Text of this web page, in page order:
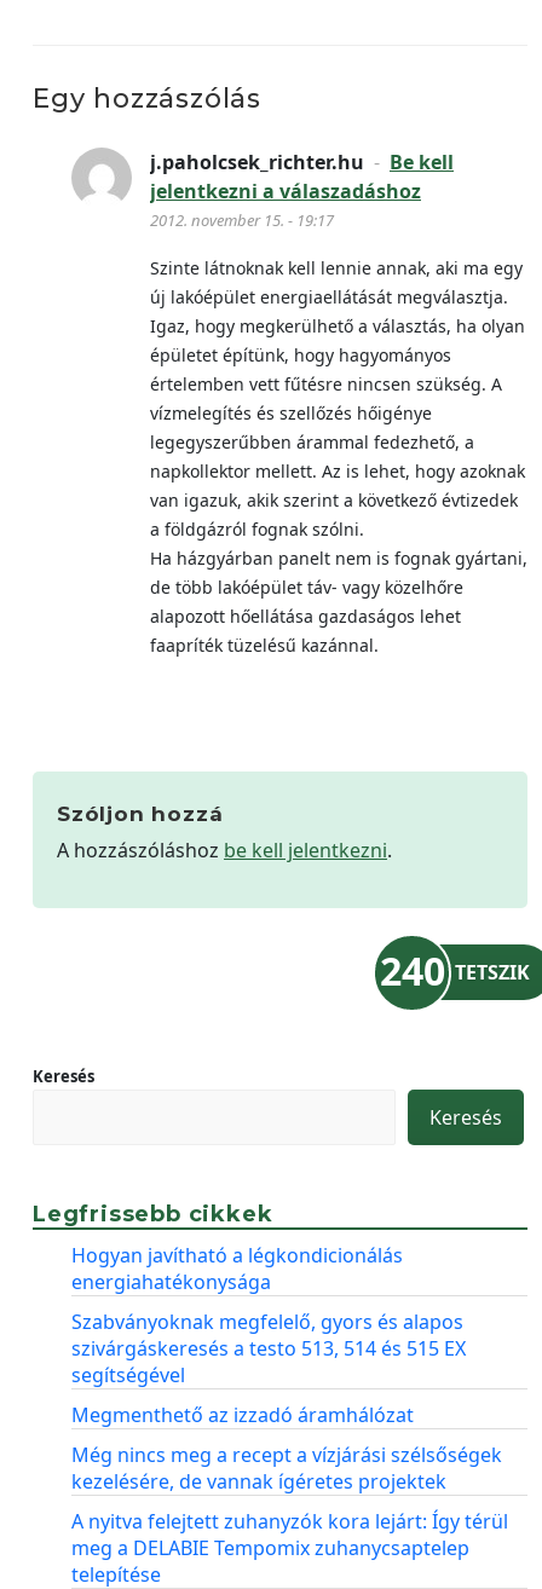
Egy hozzászólás
j.paholcsek_richter.hu - Be kell
jelentkezni a válaszadáshoz
2012. november 15. - 19:17
Szinte látnoknak kell lennie annak, aki ma egy
új lakóépület energiaellátását megválasztja.
Igaz, hogy megkerülhető a választás, ha olyan
épületet építünk, hogy hagyományos
értelemben vett fűtésre nincsen szükség. A
vízmelegítés és szellőzés hőigénye
legegyszerűbben árammal fedezhető, a
napkollektor mellett. Az is lehet, hogy azoknak
van igazuk, akik szerint a következő évtizedek
a földgázról fognak szólni.
Ha házgyárban panelt nem is fognak gyártani,
de több lakóépület táv- vagy közelhőre
alapozott hőellátása gazdaságos lehet
faapríték tüzelésű kazánnal.
Szóljon hozzá
A hozzászóláshoz be kell jelentkezni.
240 TETSZIK
Keresés
Keresés
Legfrissebb cikkek
Hogyan javítható a légkondicionálás
energiahatékonysága
Szabványoknak megfelelő, gyors és alapos
szivárgáskeresés a testo 513, 514 és 515 EX
segítségével
Megmenthető az izzadó áramhálózat
Még nincs meg a recept a vízjárási szélsőségek
kezelésére, de vannak ígéretes projektek
A nyitva felejtett zuhanyzók kora lejárt: Így térül
meg a DELABIE Tempomix zuhanycsaptelep
telepítése